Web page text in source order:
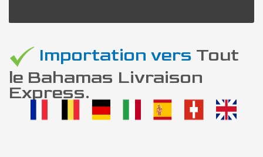
Importation vers Tout
le Bahamas Livraison
Express.